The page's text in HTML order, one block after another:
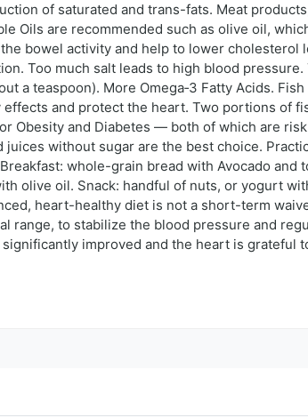
of saturated and trans-fats. Meat
Oils are recommended such as olive oil,
bowel activity and help to lower cholesterol
Too much salt leads to high blood
a teaspoon). More Omega‑3 Fatty Acids.
and protect the heart. Two portions of
Obesity and Diabetes — both of which are
without sugar are the best choice.
whole-grain bread with Avocado and
olive oil. Snack: handful of nuts, or yogurt
heart-healthy diet is not a short-term
range, to stabilize the blood pressure and
improved and the heart is grateful